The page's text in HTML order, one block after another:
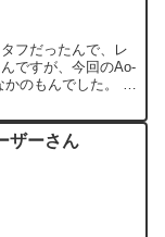
フだったんで、レ
ですが、今回のAo-
かのもんでした。 す
ザーさん